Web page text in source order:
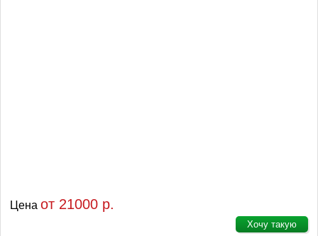
Цена от 21000 р.
Хочу такую